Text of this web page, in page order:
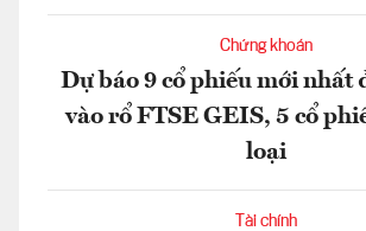
Chứng khoán
Dự báo 9 cổ phiếu mới nhất
vào rổ FTSE GEIS, 5 cổ
loại
Tài chính